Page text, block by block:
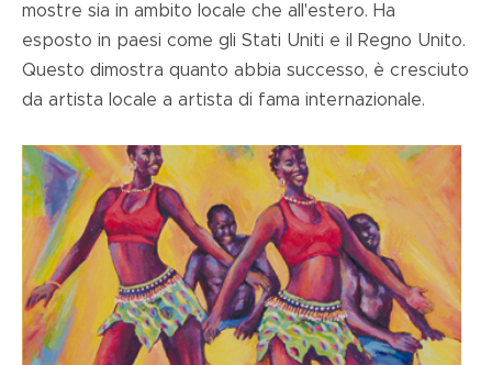
mostre sia in ambito locale che all'estero. Ha
esposto in paesi come gli Stati Uniti e il Regno Unito.
Questo dimostra quanto abbia successo, è cresciuto
da artista locale a artista di fama internazionale.